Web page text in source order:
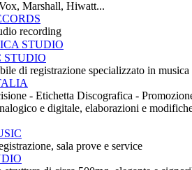
Marshall, Hiwatt...
recording
STUDIO
STUDIO
di registrazione specializzato in musica
- Etichetta Discografica -
e digitale, elaborazioni e
sala prove e service